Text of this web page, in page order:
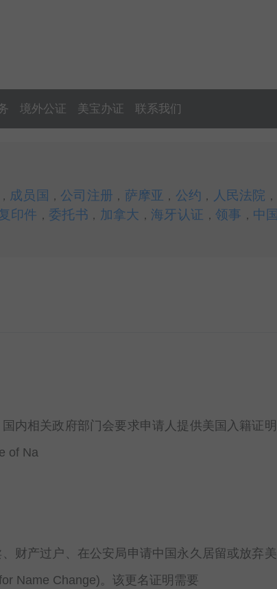
境外公证 美宝办证 联系我们
， 成员国 ， 公司注册 ， 萨摩亚 ， 公约 ， 人民法院 ，
印件 ，委托书 ， 加拿大 ， 海牙认证 ， 领事 ， 中国
内相关政府部门会要求申请人提供美国入籍证明
of Na
财产过户、在公安局申请中国永久居留或放弃美
Name Change)。该更名证明需要